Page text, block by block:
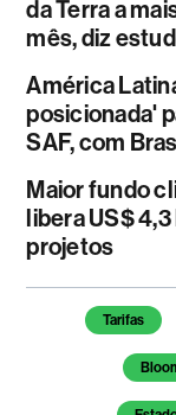
da Terra a
mês, diz
América
posicionada'
SAF, com
Maior fundo
libera US$
projetos
Temas deste
Tarifas